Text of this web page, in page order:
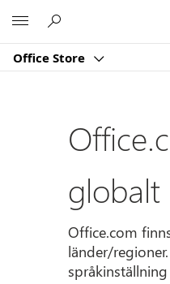
Office Store
globalt
Office.com
länder/regioner.